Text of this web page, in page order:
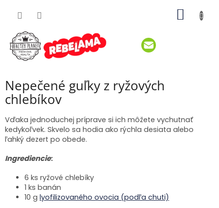
Nepečené guľky z ryžových
chlebíkov
Vďaka jednoduchej príprave si ich môžete vychutnať
kedykoľvek. Skvelo sa hodia ako rýchla desiata alebo
ľahký dezert po obede.
Ingrediencie:
6 ks ryžové chlebíky
1 ks banán
10 g lyofilizovaného ovocia (podľa chuti)